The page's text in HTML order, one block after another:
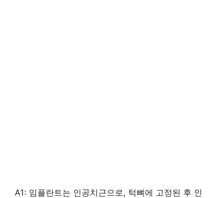
A1: 임플란트는 인공치근으로, 턱뼈에 고정된 후 인